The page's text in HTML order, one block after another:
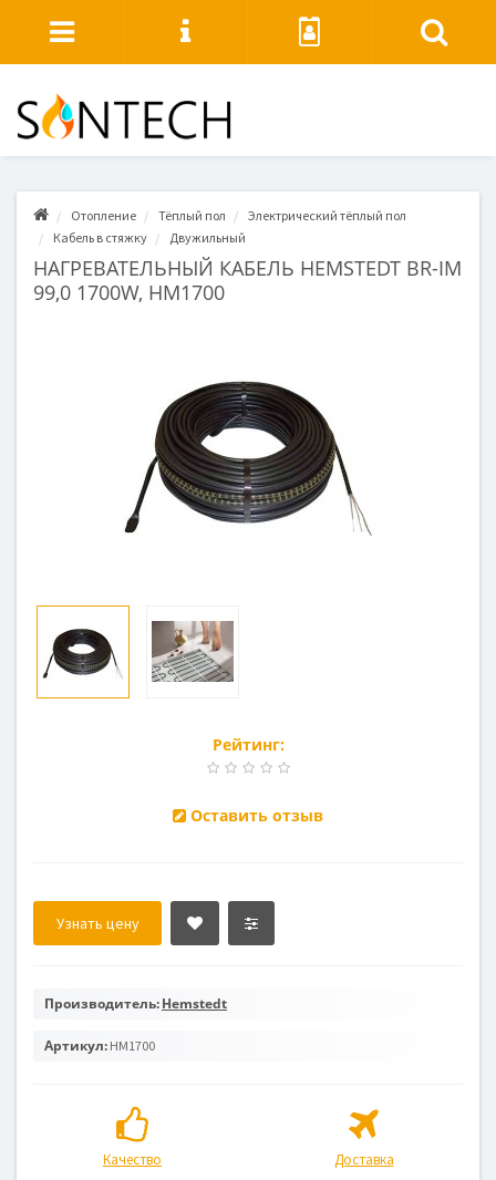
Отопление Тёплый пол
Электрический тёплый пол
Кабель в стяжку
Двужильный
НАГРЕВАТЕЛЬНЫЙ КАБЕЛЬ HEMSTEDT BR-IM
99,0 1700W, HM1700
Рейтинг:
Оставить отзыв
Узнать цену
Производитель:Hemstedt
Артикул: HM1700
Качество Доставка